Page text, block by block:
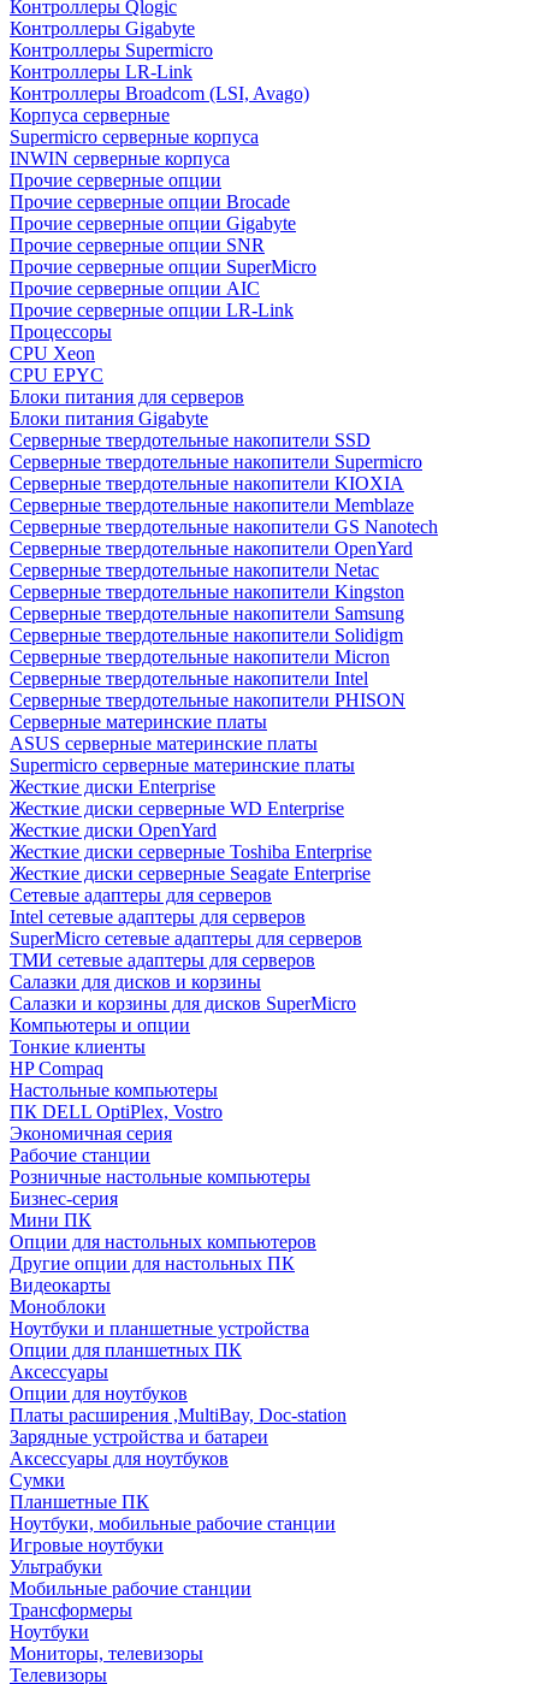
Контроллеры Qlogic
Контроллеры Gigabyte
Контроллеры Supermicro
Контроллеры LR-Link
Контроллеры Broadcom (LSI, Avago)
Корпуса серверные
Supermicro серверные корпуса
INWIN серверные корпуса
Прочие серверные опции
Прочие серверные опции Brocade
Прочие серверные опции Gigabyte
Прочие серверные опции SNR
Прочие серверные опции SuperMicro
Прочие серверные опции AIC
Прочие серверные опции LR-Link
Процессоры
CPU Xeon
CPU EPYC
Блоки питания для серверов
Блоки питания Gigabyte
Серверные твердотельные накопители SSD
Cерверные твердотельные накопители Supermicro
Cерверные твердотельные накопители KIOXIA
Cерверные твердотельные накопители Memblaze
Cерверные твердотельные накопители GS Nanotech
Серверные твердотельные накопители OpenYard
Серверные твердотельные накопители Netac
Cерверные твердотельные накопители Kingston
Cерверные твердотельные накопители Samsung
Cерверные твердотельные накопители Solidigm
Cерверные твердотельные накопители Micron
Cерверные твердотельные накопители Intel
Cерверные твердотельные накопители PHISON
Серверные материнские платы
ASUS серверные материнские платы
Supermicro серверные материнские платы
Жесткие диски Enterprise
Жесткие диски серверные WD Enterprise
Жесткие диски OpenYard
Жесткие диски серверные Toshiba Enterprise
Жесткие диски серверные Seagate Enterprise
Сетевые адаптеры для серверов
Intel сетевые адаптеры для серверов
SuperMicro сетевые адаптеры для серверов
ТМИ сетевые адаптеры для серверов
Салазки для дисков и корзины
Салазки и корзины для дисков SuperMicro
Компьютеры и опции
Тонкие клиенты
HP Compaq
Настольные компьютеры
ПК DELL OptiPlex, Vostro
Экономичная серия
Рабочие станции
Розничные настольные компьютеры
Бизнес-серия
Мини ПК
Опции для настольных компьютеров
Другие опции для настольных ПК
Видеокарты
Моноблоки
Ноутбуки и планшетные устройства
Опции для планшетных ПК
Аксессуары
Опции для ноутбуков
Платы расширения ,MultiBay, Doc-station
Зарядные устройства и батареи
Аксессуары для ноутбуков
Сумки
Планшетные ПК
Ноутбуки, мобильные рабочие станции
Игровые ноутбуки
Ультрабуки
Мобильные рабочие станции
Трансформеры
Ноутбуки
Мониторы, телевизоры
Телевизоры